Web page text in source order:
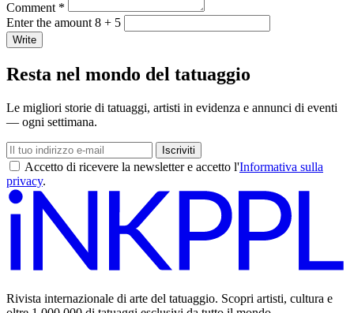
Comment *
Enter the amount 8 + 5
Write
Resta nel mondo del tatuaggio
Le migliori storie di tatuaggi, artisti in evidenza e annunci di eventi
— ogni settimana.
Iscriviti
Accetto di ricevere la newsletter e accetto l'Informativa sulla
privacy.
Rivista internazionale di arte del tatuaggio. Scopri artisti, cultura e